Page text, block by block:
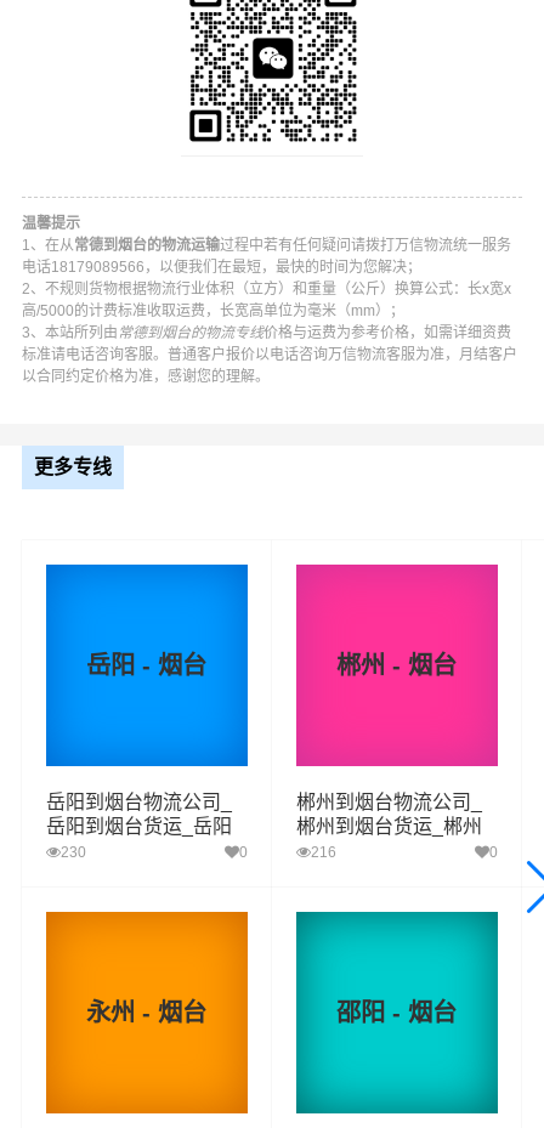
万信常德到烟台物流公司平台优势
门县,津等地具有优势的物流网络资源，依靠芝罘区,福山区,
牟平区,莱山区,蓬莱区,龙口,莱阳,莱州,招远,栖霞,海阳为转
高了货物流通效率。公司秉承优质服务的核心价值观，将
常德-烟台 起步价格 体积报价 运输时效
武陵区,鼎城区,安乡县,汉寿县,澧县,临澧县,桃源县,
温馨提示
1、在从 常德到烟台的物流运输过程中若有任何疑问请拨打万信物流统一服务
电话18179089566，以便我们在最短，最快的时间为您解决；
2、不规则货物根据物流行业体积（立方）和重量（公斤）换算公式：长x宽x
高/5000的计费标准收取运费，长宽高单位为毫米（mm）；
3、本站所列由 常德到烟台的物流专线价格与运费为参考价格，如需详细资费
标准请电话咨询客服。普通客户报价以电话咨询万信物流客服为准，月结客户
以合同约定价格为准，感谢您的理解。
更多专线
岳阳 - 烟台
岳阳到烟台物流公司_
岳阳到烟台货运_岳阳
至烟台物流专线
230 0
郴州 - 烟台
郴州到烟台物流公司_
郴州到烟台货运_郴州
至烟台物流专线
216 0
永州 - 烟台 邵阳 - 烟台